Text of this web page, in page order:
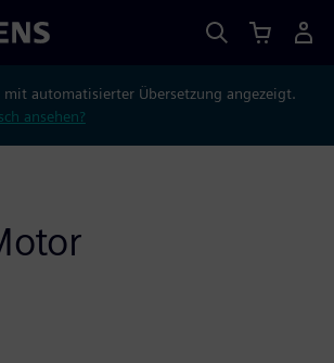
mit automatisierter Übersetzung angezeigt.
ansehen?